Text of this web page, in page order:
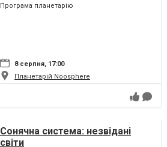
Програма планетарію
8 серпня, 17:00
Планетарій Noosphere
Сонячна система: незвідані
світи